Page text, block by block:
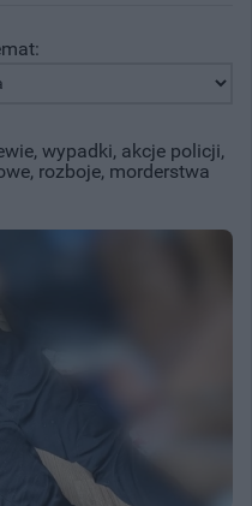
wypadki, akcje policji,
rozboje, morderstwa